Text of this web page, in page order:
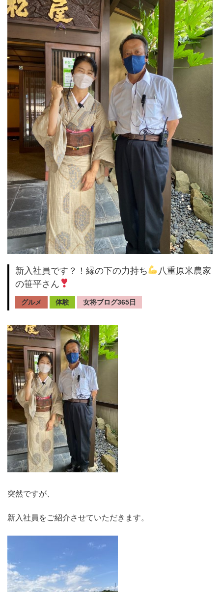
新入社員です？！縁の下の力持ち
八重原米農家
の笹平さん
グルメ 体験 女将ブログ365日
突然ですが、
新入社員をご紹介させていただきます。